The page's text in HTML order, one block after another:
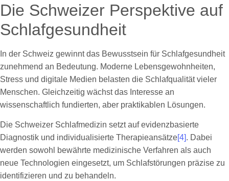
Die Schweizer Perspektive auf
Schlafgesundheit
In der Schweiz gewinnt das Bewusstsein für Schlafgesundheit
zunehmend an Bedeutung. Moderne Lebensgewohnheiten,
Stress und digitale Medien belasten die Schlafqualität vieler
Menschen. Gleichzeitig wächst das Interesse an
wissenschaftlich fundierten, aber praktikablen Lösungen.
Die Schweizer Schlafmedizin setzt auf evidenzbasierte
Diagnostik und individualisierte Therapieansätze[4]. Dabei
werden sowohl bewährte medizinische Verfahren als auch
neue Technologien eingesetzt, um Schlafstörungen präzise zu
identifizieren und zu behandeln.